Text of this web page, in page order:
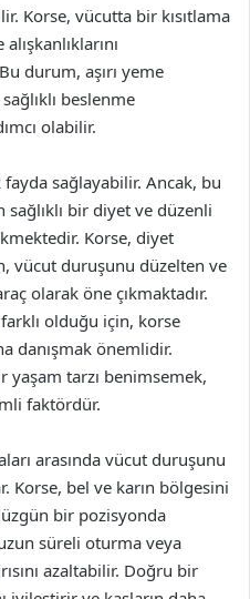
Korse, vücutta bir kısıtlama
durum, aşırı yeme
beslenme
olabilir.
sağlayabilir. Ancak, bu
sağlıklı bir diyet ve düzenli
Korse, diyet
vücut duruşunu düzelten ve
olarak öne çıkmaktadır.
olduğu için, korse
danışmak önemlidir.
yaşam tarzı benimsemek,
faktördür.
arasında vücut duruşunu
Korse, bel ve karın bölgesini
bir pozisyonda
süreli oturma veya
azaltabilir. Doğru bir